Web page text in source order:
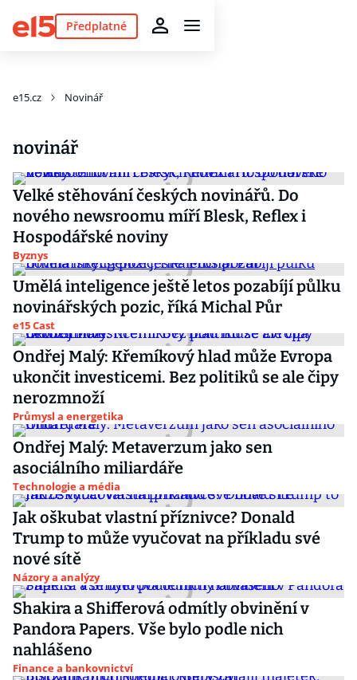
Předplatné
e15.cz Novinář
novinář
Velké stěhování českých novinářů. Do
nového newsroomu míří Blesk, Reflex i
Hospodářské noviny
Byznys
Umělá inteligence ještě letos pozabíjí půlku
novinářských pozic, říká Michal Půr
e15 Cast
Ondřej Malý: Křemíkový hlad může Evropa
ukončit investicemi. Bez politiků se ale čipy
nerozmnoží
Průmysl a energetika
Ondřej Malý: Metaverzum jako sen
asociálního miliardáře
Technologie a média
Jak oškubat vlastní příznivce? Donald
Trump to může vyučovat na příkladu své
nové sítě
Názory a analýzy
Shakira a Shifferová odmítly obvinění v
Pandora Papers. Vše bylo podle nich
nahlášeno
Finance a bankovnictví